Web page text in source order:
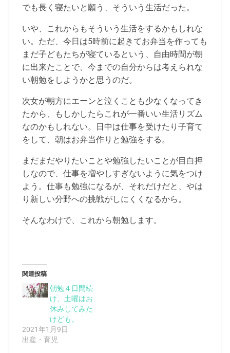
でも長く寝たいと願う、そういう生活だった。
いや、これからもそういう生活をするかもしれな
い。ただ、今日は5時前に起きてお弁当を作っても
まだ子どもたちが寝ているという、自由時間が朝
に出来たことで、今までの自分からは考えられな
い朝勉をしようかと思うのだ。
次女が朝方にエーンと泣くことも少なくなってき
たから、もしかしたらこれが一番いい生活リズム
なのかもしれない。日中は仕事を受けたり子育て
をして、朝はお弁当作りと勉強をする。
まだまだやりたいことや勉強したいことが目白押
しなので、仕事を増やしすぎないように気をつけ
よう。仕事も勉強になるが、それだけだと、やは
り新しい分野への挑戦がしにくくなるから。
そんなわけで、これから朝勉します。
関連投稿
朝勉４日間続
け、土曜はお
休みしてみた
けども。
2021年1月9日
出産・育児